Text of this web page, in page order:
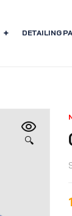
DETAILING
🔍